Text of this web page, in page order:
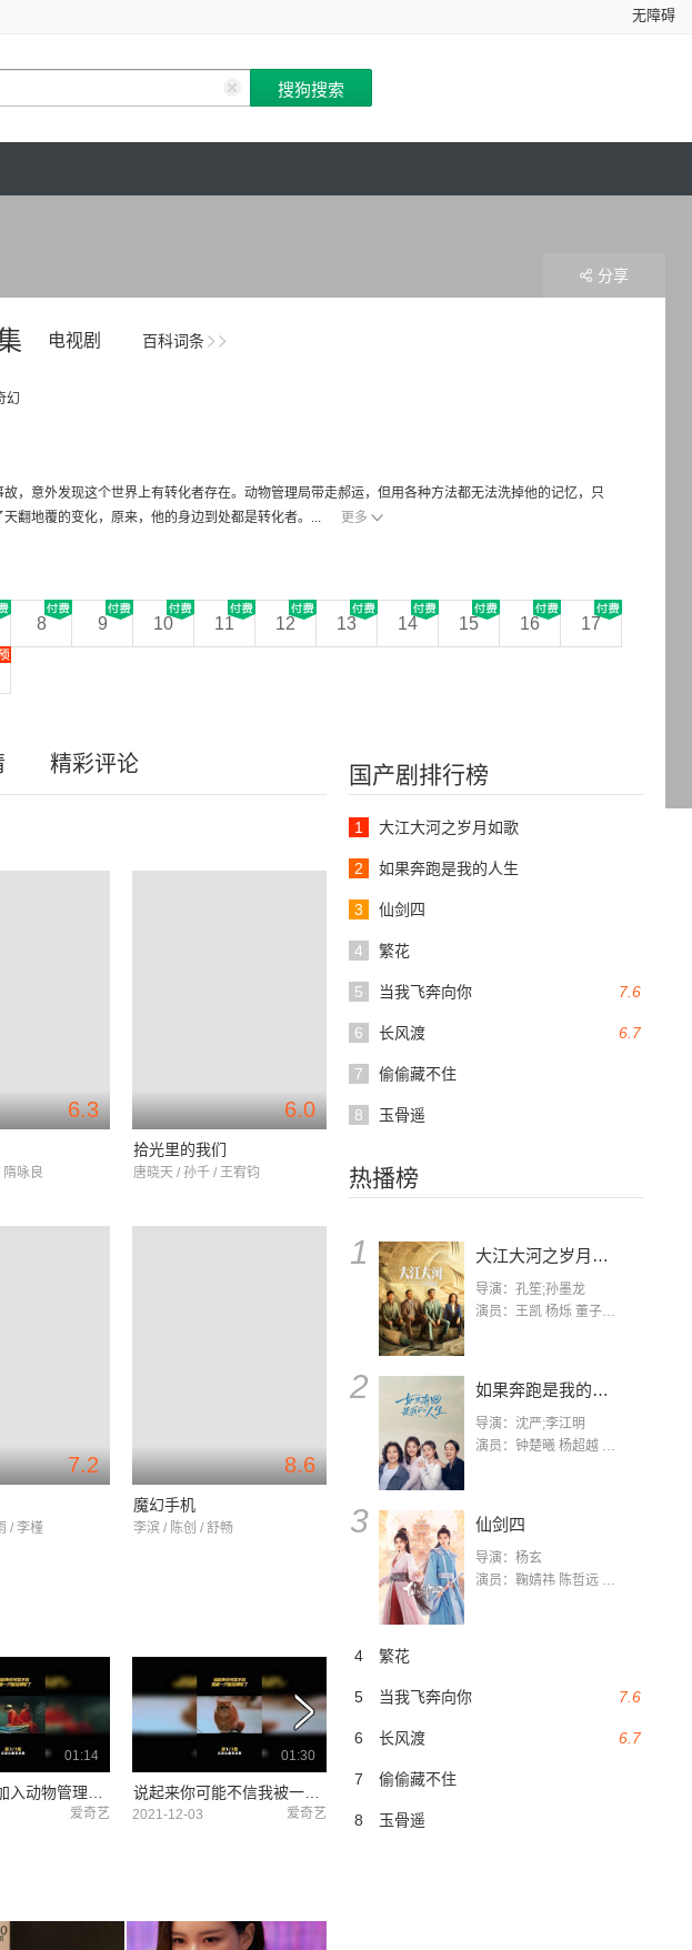
无障碍
百科词条
电视剧
幻
，意外发现这个世界上有转化者存在。动物管理局带走郝运，但用各种方法都无法洗掉他的记忆，只
翻地覆的变化，原来，他的身边到处都是转化者。...
更多
8 9 10 11 12 13 14 15 16 17
分享
国产剧排行榜
1 大江大河之岁月如歌
2 如果奔跑是我的人生
3 仙剑四
4 繁花
7.6
5 当我飞奔向你
6.7
6 长风渡
7 偷偷藏不住
8 玉骨遥
热播榜
1 大江大河之岁月如歌
导演：孔笙;孙墨龙
演员：王凯 杨烁 董子健 杨采钰 张佳宁 练练 林栋甫 房子斌
2 如果奔跑是我的人生
导演：沈严;李江明
演员：钟楚曦 杨超越 许娣 陈小艺 侯雯元 宋洋 王宥钧 李添诺
3 仙剑四
导演：杨玄
演员：鞠婧祎 陈哲远 茅子俊 毛晓慧 王媛可 张志浩 林枫松 张帆（演员）
4 繁花
7.6
5 当我飞奔向你
6.7
6 长风渡
7 偷偷藏不住
8 玉骨遥
精彩评论
6.3
隋咏良
6.0
拾光里的我们
唐晓天 / 孙千 / 王宥钧
7.2
/ 李槿
8.6
魔幻手机
李滨 / 陈创 / 舒畅
01:14
爱奇艺
01:30
2021-12-03 爱奇艺 2021-12-03